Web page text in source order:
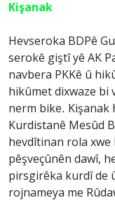
Kişanak
Hevseroka BDPê
serokê giştî yê AK
navbera PKKê û
hikûmet dixwaze bi
nerm bike. Kişanak
Kurdistanê Mesûd
hevdîtinan rola xwe
pêşveçûnên dawî,
pirsgirêka kurdî de
rojnameya me